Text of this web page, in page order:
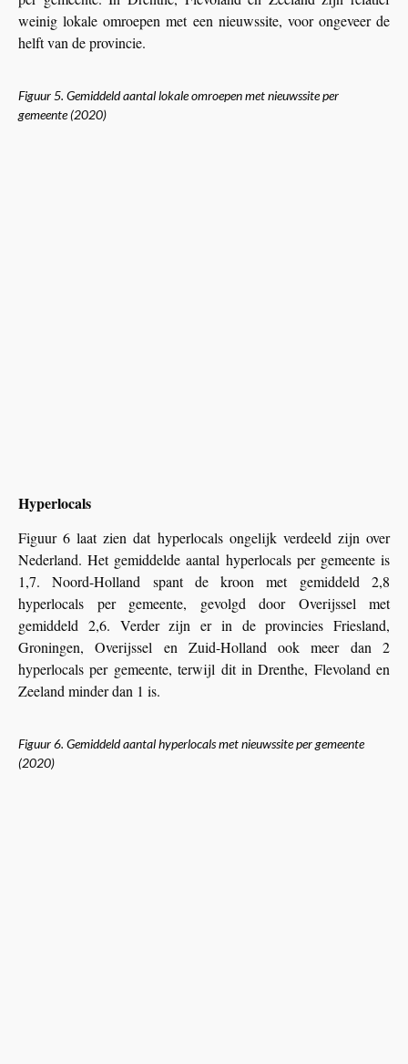
weinig lokale omroepen met een nieuwssite, voor ongeveer de
helft van de provincie.
Figuur 5. Gemiddeld aantal lokale omroepen met nieuwssite per
gemeente (2020)
Hyperlocals
Figuur 6 laat zien dat hyperlocals ongelijk verdeeld zijn over
Nederland. Het gemiddelde aantal hyperlocals per gemeente is
1,7. Noord-Holland spant de kroon met gemiddeld 2,8
hyperlocals per gemeente, gevolgd door Overijssel met
gemiddeld 2,6. Verder zijn er in de provincies Friesland,
Groningen, Overijssel en Zuid-Holland ook meer dan 2
hyperlocals per gemeente, terwijl dit in Drenthe, Flevoland en
Zeeland minder dan 1 is.
Figuur 6. Gemiddeld aantal hyperlocals met nieuwssite per gemeente
(2020)